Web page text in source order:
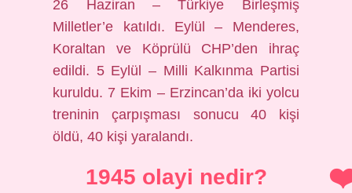
26 Haziran – Türkiye Birleşmiş
Milletler’e katıldı. Eylül – Menderes,
Koraltan ve Köprülü CHP’den ihraç
edildi. 5 Eylül – Milli Kalkınma Partisi
kuruldu. 7 Ekim – Erzincan’da iki yolcu
treninin çarpışması sonucu 40 kişi
öldü, 40 kişi yaralandı.
1945 olayi nedir?